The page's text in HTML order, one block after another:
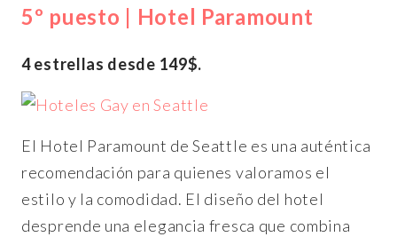
5º puesto | Hotel Paramount
4 estrellas desde 149$.
El Hotel Paramount de Seattle es una auténtica
recomendación para quienes valoramos el
estilo y la comodidad. El diseño del hotel
desprende una elegancia fresca que combina